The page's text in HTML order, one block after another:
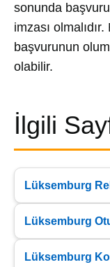
sonunda
imzası
başvurunun
olabilir.
İlgili
Lüksemburg
Lüksemburg
Lüksemburg